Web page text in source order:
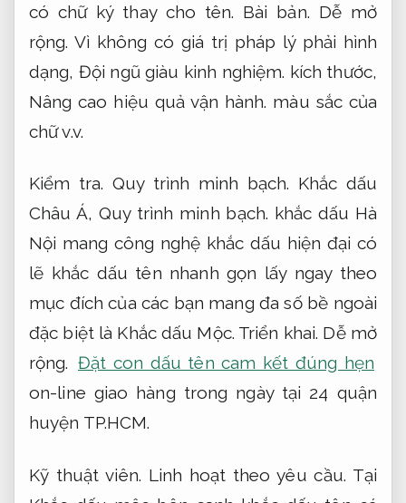
có chữ ký thay cho tên. Bài bản. Dễ mở
rộng. Vì không có giá trị pháp lý phải hình
dạng, Đội ngũ giàu kinh nghiệm. kích thước,
Nâng cao hiệu quả vận hành. màu sắc của
chữ v.v.
Kiểm tra. Quy trình minh bạch. Khắc dấu
Châu Á,Quy trình minh bạch. khắc dấu Hà
Nội mang công nghệ khắc dấu hiện đại có
lẽ khắc dấu tên nhanh gọn lấy ngay theo
mục đích của các bạn mang đa số bề ngoài
đặc biệt là Khắc dấu Mộc. Triển khai. Dễ mở
rộng. Đặt con dấu tên cam kết đúng hẹn
on-line giao hàng trong ngày tại 24 quận
huyện TP.HCM.
Kỹ thuật viên. Linh hoạt theo yêu cầu. Tại